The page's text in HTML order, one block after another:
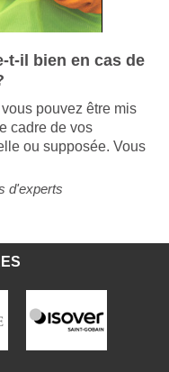
t-il bien en cas de
pouvez être mis
cadre de vos
ou supposée. Vous
d'experts